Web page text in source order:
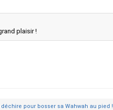
plaisir !
pour bosser sa Wahwah au pied !